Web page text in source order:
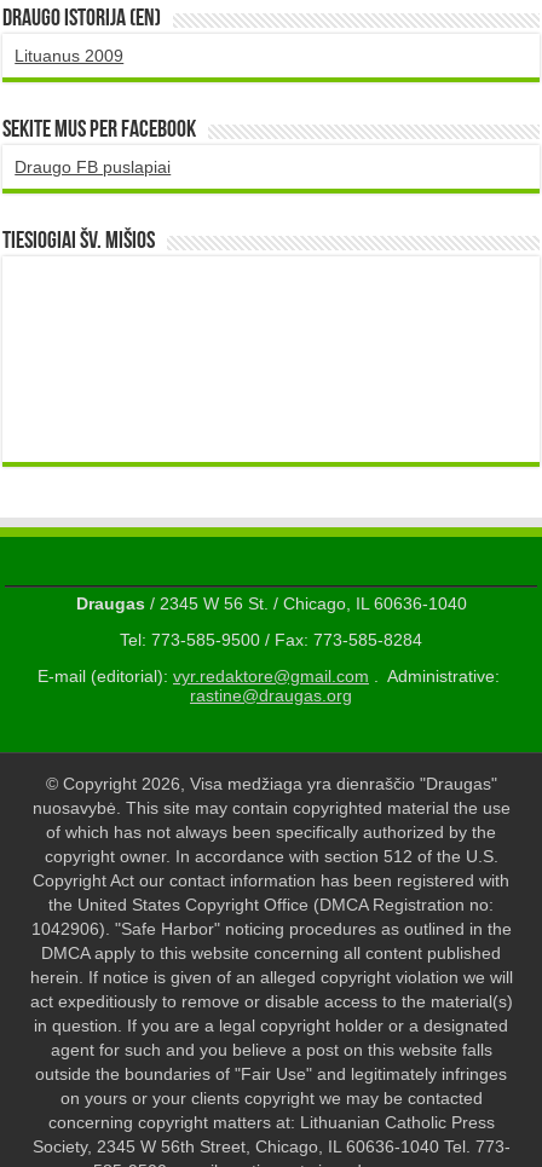
DRAUGO istorija (EN)
Lituanus 2009
Sekite mus per Facebook
Draugo FB puslapiai
TIESIOGIAI šv. MIŠIOS
Draugas/ 2345 W 56 St. / Chicago, IL 60636-1040
Tel: 773-585-9500 / Fax: 773-585-8284
E-mail (editorial): vyr.redaktore@gmail.com . Administrative:
rastine@draugas.org
© Copyright 2026, Visa medžiaga yra dienraščio "Draugas"
nuosavybė. This site may contain copyrighted material the use
of which has not always been specifically authorized by the
copyright owner. In accordance with section 512 of the U.S.
Copyright Act our contact information has been registered with
the United States Copyright Office (DMCA Registration no:
1042906). "Safe Harbor" noticing procedures as outlined in the
DMCA apply to this website concerning all content published
herein. If notice is given of an alleged copyright violation we will
act expeditiously to remove or disable access to the material(s)
in question. If you are a legal copyright holder or a designated
agent for such and you believe a post on this website falls
outside the boundaries of "Fair Use" and legitimately infringes
on yours or your clients copyright we may be contacted
concerning copyright matters at: Lithuanian Catholic Press
Society, 2345 W 56th Street, Chicago, IL 60636-1040 Tel. 773-